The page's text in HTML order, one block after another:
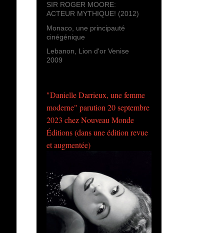
SIR ROGER MOORE:
ACTEUR MYTHIQUE! (2012)
Monaco, une principauté
cinégénique
Lebanon, Lion d'or Venise
2009
"Danielle Darrieux, une femme
moderne" parution 20 septembre
2023 chez Nouveau Monde
Éditions (dans une édition revue
et augmentée)